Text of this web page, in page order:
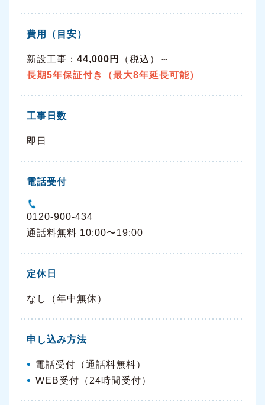
費用（目安）
新設工事： 44,000円
（税込）～
長期5年保証付き（最大8年延長可能）
工事日数
即日
電話受付
0120-900-434
通話料無料 10:00〜19:00
定休日
なし（年中無休）
申し込み方法
電話受付（通話料無料）
WEB受付（24時間受付）